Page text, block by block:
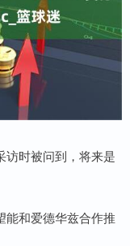
访时被问到，将来是
能和爱德华兹合作推